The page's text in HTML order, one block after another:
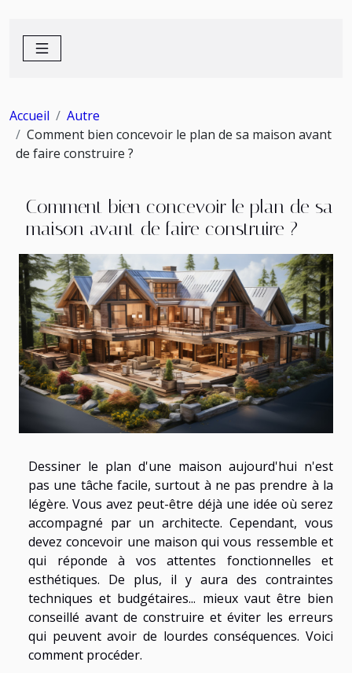
Accueil
Autre
Comment bien concevoir le plan de sa maison avant
de faire construire ?
Comment bien concevoir le plan de sa
maison avant de faire construire ?
Dessiner le plan d'une maison aujourd'hui n'est
pas une tâche facile, surtout à ne pas prendre à la
légère. Vous avez peut-être déjà une idée où serez
accompagné par un architecte. Cependant, vous
devez concevoir une maison qui vous ressemble et
qui réponde à vos attentes fonctionnelles et
esthétiques. De plus, il y aura des contraintes
techniques et budgétaires... mieux vaut être bien
conseillé avant de construire et éviter les erreurs
qui peuvent avoir de lourdes conséquences. Voici
comment procéder.